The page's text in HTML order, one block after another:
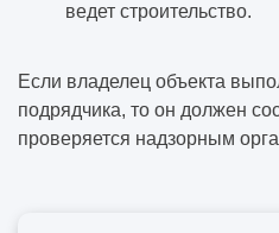
ведет строительство.
Если владелец объекта
подрядчика, то он должен
проверяется надзорным